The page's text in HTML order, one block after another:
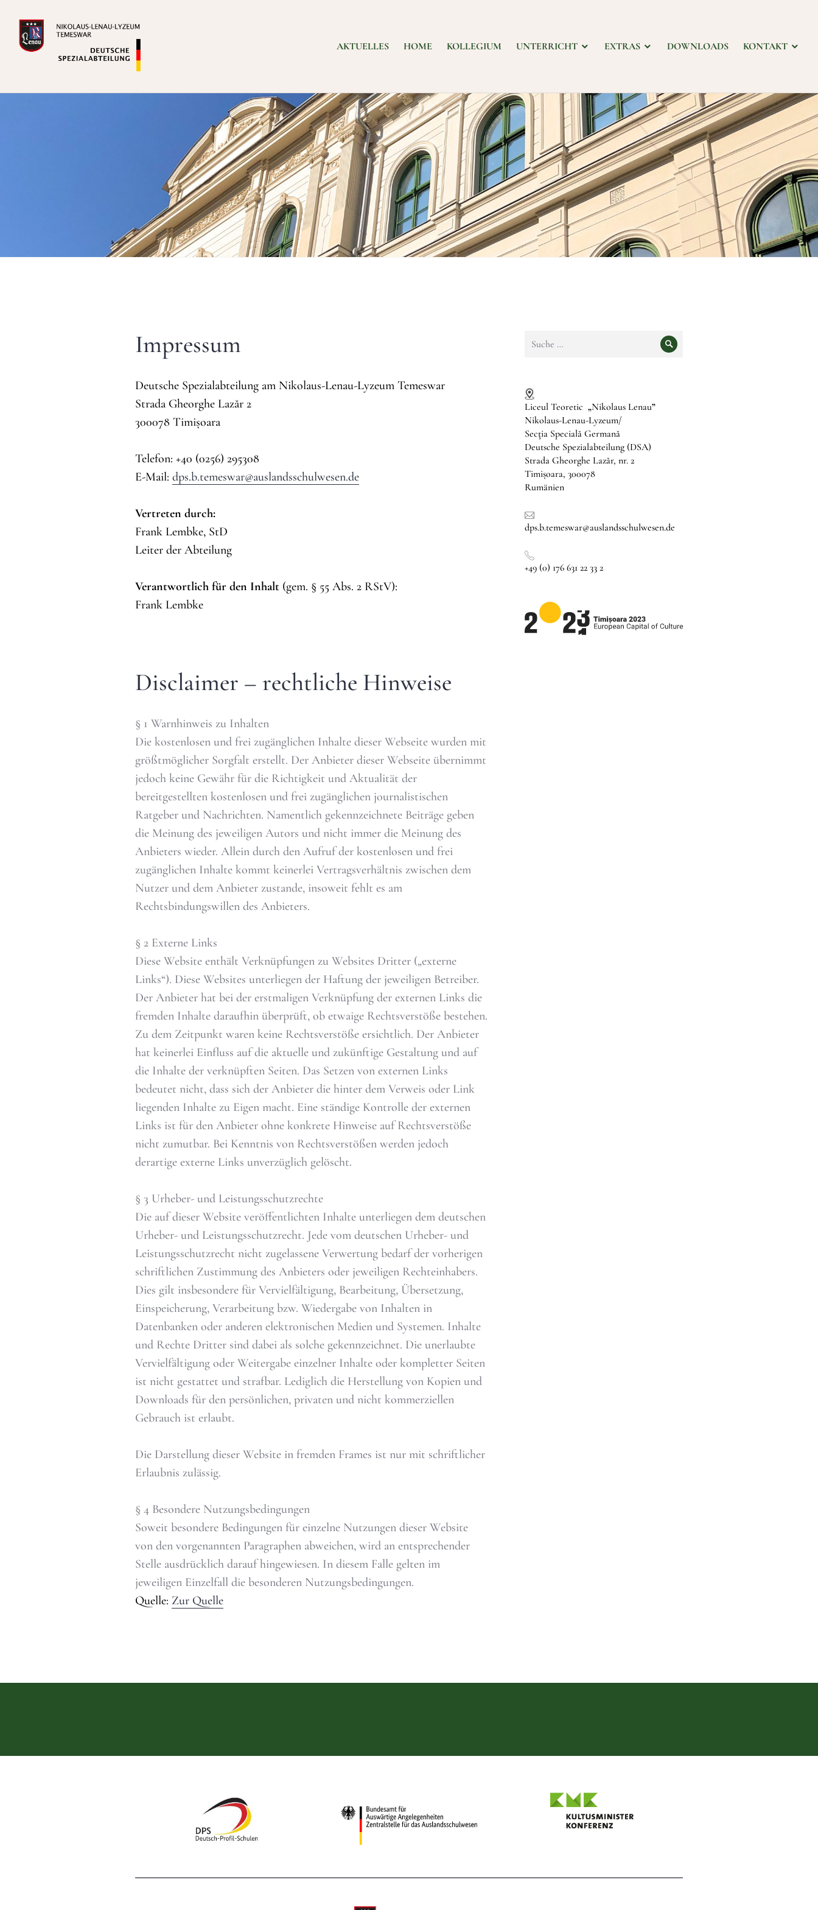
Inhalt
springen
Deutsche Spezialabteilung
AKTUELLES HOME KOLLEGIUM UNTERRICHT EXTRAS DOWNLOADS KONTAKT
Impressum
Deutsche Spezialabteilung am Nikolaus-Lenau-Lyzeum Temeswar
Strada Gheorghe Lazăr 2
300078 Timișoara
Telefon: +40 (0256) 295308
E-Mail: dps.b.temeswar@auslandsschulwesen.de
Vertreten durch:
Frank Lembke, StD
Leiter der Abteilung
Verantwortlich für den Inhalt (gem. § 55 Abs. 2 RStV):
Frank Lembke
Disclaimer – rechtliche Hinweise
§ 1 Warnhinweis zu Inhalten
Die kostenlosen und frei zugänglichen Inhalte dieser Webseite wurden mit
größtmöglicher Sorgfalt erstellt. Der Anbieter dieser Webseite übernimmt
jedoch keine Gewähr für die Richtigkeit und Aktualität der
bereitgestellten kostenlosen und frei zugänglichen journalistischen
Ratgeber und Nachrichten. Namentlich gekennzeichnete Beiträge geben
die Meinung des jeweiligen Autors und nicht immer die Meinung des
Anbieters wieder. Allein durch den Aufruf der kostenlosen und frei
zugänglichen Inhalte kommt keinerlei Vertragsverhältnis zwischen dem
Nutzer und dem Anbieter zustande, insoweit fehlt es am
Rechtsbindungswillen des Anbieters.
§ 2 Externe Links
Diese Website enthält Verknüpfungen zu Websites Dritter („externe
Links“). Diese Websites unterliegen der Haftung der jeweiligen Betreiber.
Der Anbieter hat bei der erstmaligen Verknüpfung der externen Links die
fremden Inhalte daraufhin überprüft, ob etwaige Rechtsverstöße bestehen.
Zu dem Zeitpunkt waren keine Rechtsverstöße ersichtlich. Der Anbieter
hat keinerlei Einfluss auf die aktuelle und zukünftige Gestaltung und auf
die Inhalte der verknüpften Seiten. Das Setzen von externen Links
bedeutet nicht, dass sich der Anbieter die hinter dem Verweis oder Link
liegenden Inhalte zu Eigen macht. Eine ständige Kontrolle der externen
Links ist für den Anbieter ohne konkrete Hinweise auf Rechtsverstöße
nicht zumutbar. Bei Kenntnis von Rechtsverstößen werden jedoch
derartige externe Links unverzüglich gelöscht.
§ 3 Urheber- und Leistungsschutzrechte
Die auf dieser Website veröffentlichten Inhalte unterliegen dem deutschen
Urheber- und Leistungsschutzrecht. Jede vom deutschen Urheber- und
Leistungsschutzrecht nicht zugelassene Verwertung bedarf der vorherigen
schriftlichen Zustimmung des Anbieters oder jeweiligen Rechteinhabers.
Dies gilt insbesondere für Vervielfältigung, Bearbeitung, Übersetzung,
Einspeicherung, Verarbeitung bzw. Wiedergabe von Inhalten in
Datenbanken oder anderen elektronischen Medien und Systemen. Inhalte
und Rechte Dritter sind dabei als solche gekennzeichnet. Die unerlaubte
Vervielfältigung oder Weitergabe einzelner Inhalte oder kompletter Seiten
ist nicht gestattet und strafbar. Lediglich die Herstellung von Kopien und
Downloads für den persönlichen, privaten und nicht kommerziellen
Gebrauch ist erlaubt.
Die Darstellung dieser Website in fremden Frames ist nur mit schriftlicher
Erlaubnis zulässig.
§ 4 Besondere Nutzungsbedingungen
Soweit besondere Bedingungen für einzelne Nutzungen dieser Website
von den vorgenannten Paragraphen abweichen, wird an entsprechender
Stelle ausdrücklich darauf hingewiesen. In diesem Falle gelten im
jeweiligen Einzelfall die besonderen Nutzungsbedingungen.
Quelle: Zur Quelle
nach:
Suche
Liceul Teoretic „Nikolaus Lenau”
Nikolaus-Lenau-Lyzeum/
Secţia Specială Germană
Deutsche Spezialabteilung (DSA)
Strada Gheorghe Lazăr, nr. 2
Timișoara, 300078
Rumänien
dps.b.temeswar@auslandsschulwesen.de
+49 (0) 176 631 22 33 2